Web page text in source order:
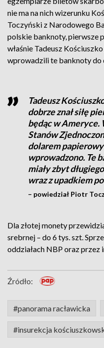
nie ma na nich wizerunku
Toczyński z Narodowego
polskie banknoty, pierwsze
właśnie Tadeusz
wprowadzili te banknoty do
Tadeusz
dobrze znał siłę
będąc w Ameryce.
Stanów
dolarem
wprowadzono. Te
miały zbyt
wraz z upadkiem
– powiedział Piotr
Dla złotej monety
srebrnej – do 6 tys. szt.
oddziałach NBP oraz przez
Źródło:
#panorama racławicka
#insurekcja